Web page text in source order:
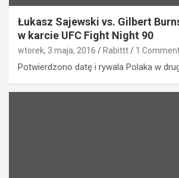
Łukasz Sajewski vs. Gilbert
w karcie UFC Fight Night 90
wtorek, 3 maja, 2016 Rabittt 1
Potwierdzono datę i rywala Polaka w